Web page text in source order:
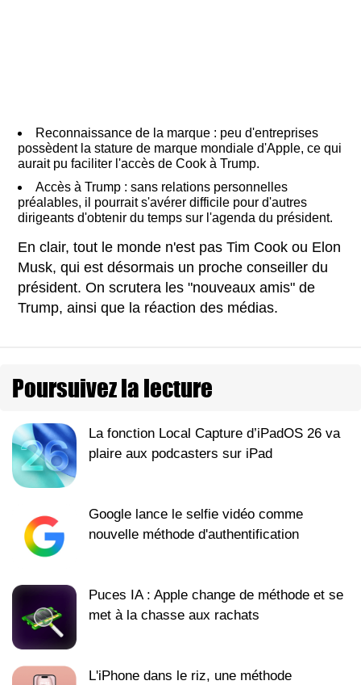
Reconnaissance de la marque : peu d'entreprises
possèdent la stature de marque mondiale d'Apple, ce qui
aurait pu faciliter l'accès de Cook à Trump.
Accès à Trump : sans relations personnelles
préalables, il pourrait s'avérer difficile pour d'autres
dirigeants d'obtenir du temps sur l'agenda du président.
En clair, tout le monde n'est pas Tim Cook ou Elon
Musk, qui est désormais un proche conseiller du
président. On scrutera les "nouveaux amis" de
Trump, ainsi que la réaction des médias.
Poursuivez la lecture
La fonction Local Capture d’iPadOS 26 va
plaire aux podcasters sur iPad
Google lance le selfie vidéo comme
nouvelle méthode d'authentification
Puces IA : Apple change de méthode et se
met à la chasse aux rachats
L'iPhone dans le riz, une méthode